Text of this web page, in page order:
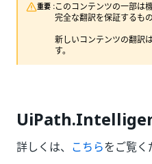
重要 :このコンテンツの一部は
完全な翻訳を保証するも
新しいコンテンツの翻訳
す。
詳しくは、 こちらをご覧く